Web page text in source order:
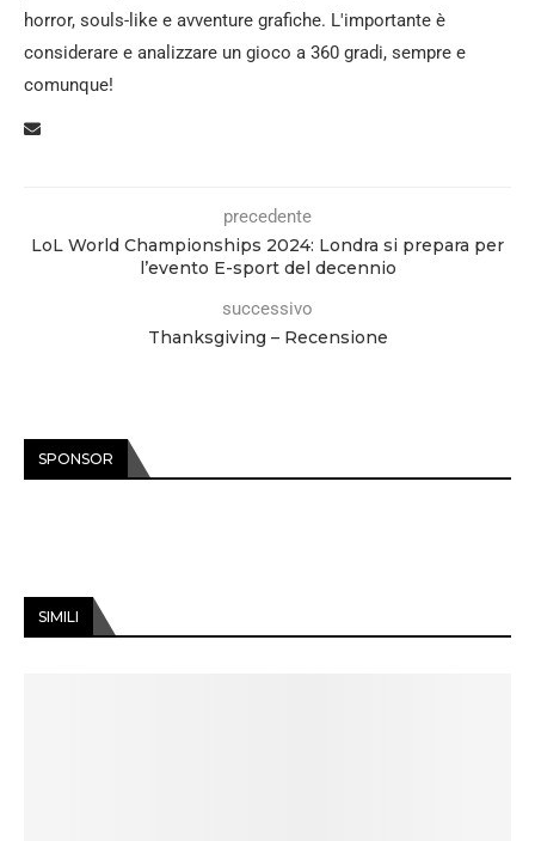
horror, souls-like e avventure grafiche. L'importante è
considerare e analizzare un gioco a 360 gradi, sempre e
comunque!
precedente
LoL World Championships 2024: Londra si prepara per
l’evento E-sport del decennio
successivo
Thanksgiving – Recensione
SPONSOR
SIMILI